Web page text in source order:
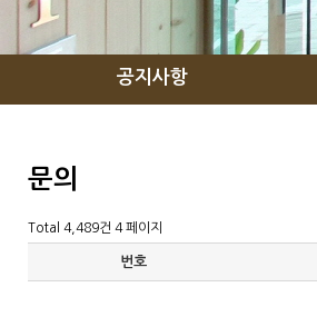
공지사항
문의
Total 4,489건 4 페이지
번호